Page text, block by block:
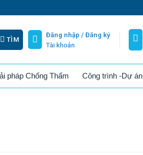
TÌM
Đăng nhập / Đăng ký
Tài khoản
pháp Chống Thấm Công trình -Dự án